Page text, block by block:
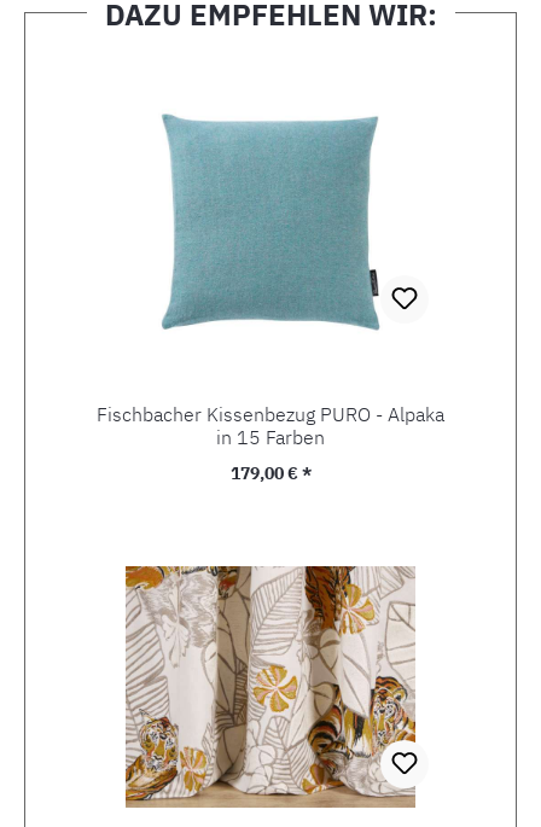
DAZU EMPFEHLEN WIR:
Fischbacher Kissenbezug PURO - Alpaka
in 15 Farben
Regulärer Preis:
179,00 € *